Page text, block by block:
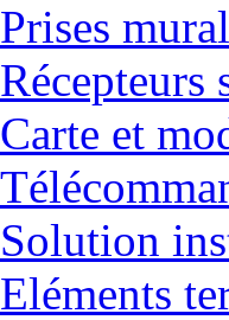
Prises
Récepteurs
Carte et
Solution
Eléments